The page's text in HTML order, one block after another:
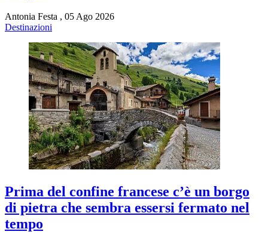
Antonia Festa , 05 Ago 2026
Destinazioni
Prima del confine francese c’è un borgo
di pietra che sembra essersi fermato nel
tempo